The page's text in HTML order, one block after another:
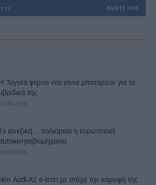
ΚΆΝΤΕ LIKE
Toyota φέρνει νέα γενιά μπαταριών για τα
της
08/2026
κινεζική… πολιορκία η ευρωπαϊκή
08/2026
Audi A2 e-tron με στόχο την κορυφή της